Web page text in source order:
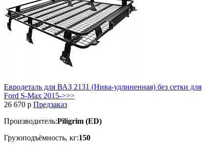
Евродеталь для ВАЗ 2131 (Нива-удлиненная) без сетки для
Ford S-Max 2015->>>
26 670 p Предзаказ
Производитель:Piligrim (ED)
Грузоподъёмность, кг:150